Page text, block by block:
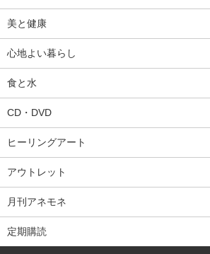
美と健康
心地よい暮らし
食と水
CD・DVD
ヒーリングアート
アウトレット
月刊アネモネ
定期購読